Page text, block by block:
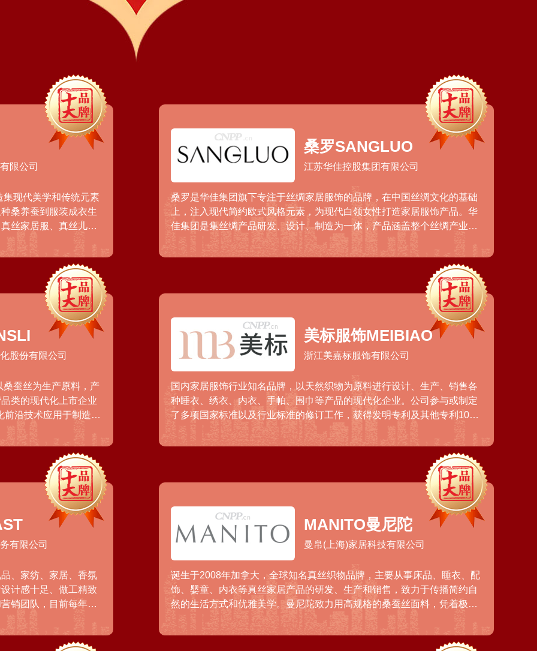
限公司
现代美学和传统元素
桑养蚕到服装成衣生
丝家居服、真丝儿
有终端销售渠道布
桑罗SANGLUO
江苏华佳控股集团有限公司
桑罗是华佳集团旗下专注于丝绸家居服饰的品牌，在中国丝绸文化的基础
上，注入现代简约欧式风格元素，为现代白领女性打造家居服饰产品。华
佳集团是集丝绸产品研发、设计、制造为一体，产品涵盖整个丝绸产业
链，包括蚕种、白厂丝、捻线丝、真丝新材料、真丝针织面料、真丝梭织
股份有限公司
蚕丝为生产原料，产
类的现代化上市企业
前沿技术应用于制造、
交活动和体育赛事，
美标服饰MEIBIAO
浙江美嘉标服饰有限公司
国内家居服饰行业知名品牌，以天然织物为原料进行设计、生产、销售各
种睡衣、绣衣、内衣、手帕、围巾等产品的现代化企业。公司参与或制定
了多项国家标准以及行业标准的修订工作，获得发明专利及其他专利100
多项，拥有美标、丝之秀、千子万孙、美嘉标、美绸等商标，在内衣、睡
有限公司
、家纺、家居、香氛
计感十足、做工精致
销团队，目前每年都
中形成了一定的品牌
MANITO曼尼陀
曼帛(上海)家居科技有限公司
诞生于2008年加拿大，全球知名真丝织物品牌，主要从事床品、睡衣、配
饰、婴童、内衣等真丝家居产品的研发、生产和销售，致力于传播简约自
然的生活方式和优雅美学。曼尼陀致力用高规格的桑蚕丝面料，凭着极富
顺滑的质地与细腻织纹，及繁复工艺，产品畅销北美，在中国北京、上